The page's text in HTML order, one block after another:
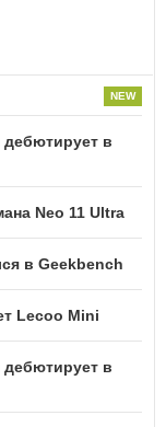
дебютирует в
Neo 11 Ultra
в Geekbench
Lecoo Mini
дебютирует в